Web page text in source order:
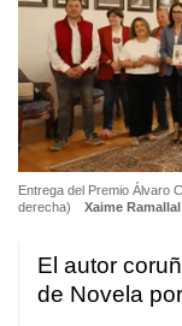
Entrega del Premio Álvaro
derecha)
Xaime Ramallal
El autor
de Novela